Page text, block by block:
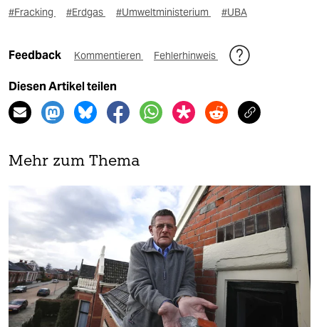
#Fracking #Erdgas #Umweltministerium #UBA
Feedback Kommentieren Fehlerhinweis
Diesen Artikel teilen
Mehr zum Thema